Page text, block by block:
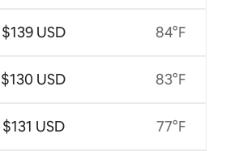
$139 USD
$130 USD
$131 USD
84°F
83°F
77°F